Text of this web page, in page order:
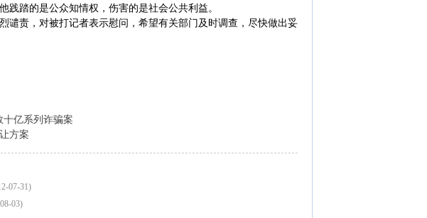
践踏的是公众知情权，伤害的是社会公共利益。
责，对被打记者表示慰问，希望有关部门及时调查，尽快做出妥
十亿系列诈骗案
方案
07-31)
03)